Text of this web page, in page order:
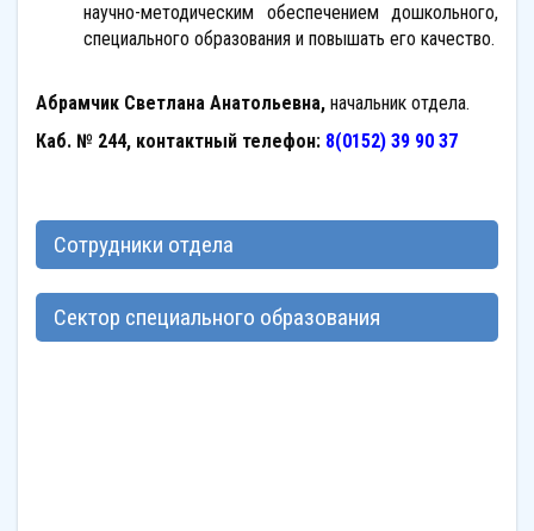
научно-методическим обеспечением дошкольного,
специального образования и повышать его качество.
Абрамчик Светлана Анатольевна, начальник отдела.
Каб. № 244, контактный телефон: 8(0152) 39 90 37
Сотрудники отдела
Сектор специального образования